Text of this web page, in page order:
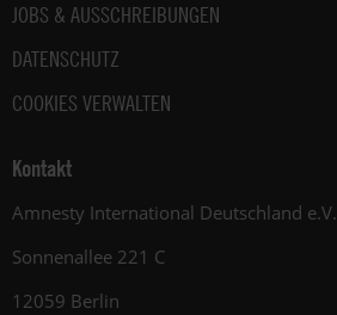
JOBS & AUSSCHREIBUNGEN
DATENSCHUTZ
COOKIES VERWALTEN
Kontakt
Amnesty International Deutschland e.V.
Sonnenallee 221 C
12059 Berlin